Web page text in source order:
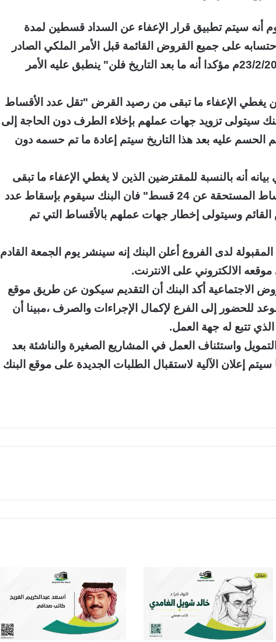
أنه سيتم تطبيق قرار الإعفاء عن السداد قسطين لمدة
على جميع القروض القائمة قبل الأمر الملكي الصادر
بتاريخ 20/3/1432هـ الموافق 23/2/2011م مؤكدا أنه ما بعد التاريخ فلن" ينطبق عليه الأمر
يغطي الإعفاء ما تبقى من رصيد القرض "تقل عدد الأقساط
فان البنك سيتولى تزويد جهات عملهم بإخلاء الطرف دون الحاجة إلى
الحسم عليه بعد هذا التاريخ سيتم إعادة ما تم حسمه دون
أنه بالنسبة للمقترضين الذين لا يغطي الإعفاء ما تبقى
من رصيد القرض "تزيد عدد الأقساط المستحقة عن 24 قسط" فان البنك سيقوم بإسقاط عدد
وسيتولى إخطار جهات عملهم بالأقساط التي تم
لدى الفروع أعلن البنك إنه سينشر يوم الجمعة القادم
الالكتروني على الانترنت.
الاجتماعية أكد البنك أن التقديم سيكون عن طريق موقع
موعد للحضور إلى الفرع لإكمال الإجراءات والصرف ،مبينا أن
تتبع له جهة العمل.
واستئناف العمل في المشاريع الصغيرة والناشئة بعد
سيتم إعلان الآلية لاستقبال الطلبات الجديدة على موقع البنك